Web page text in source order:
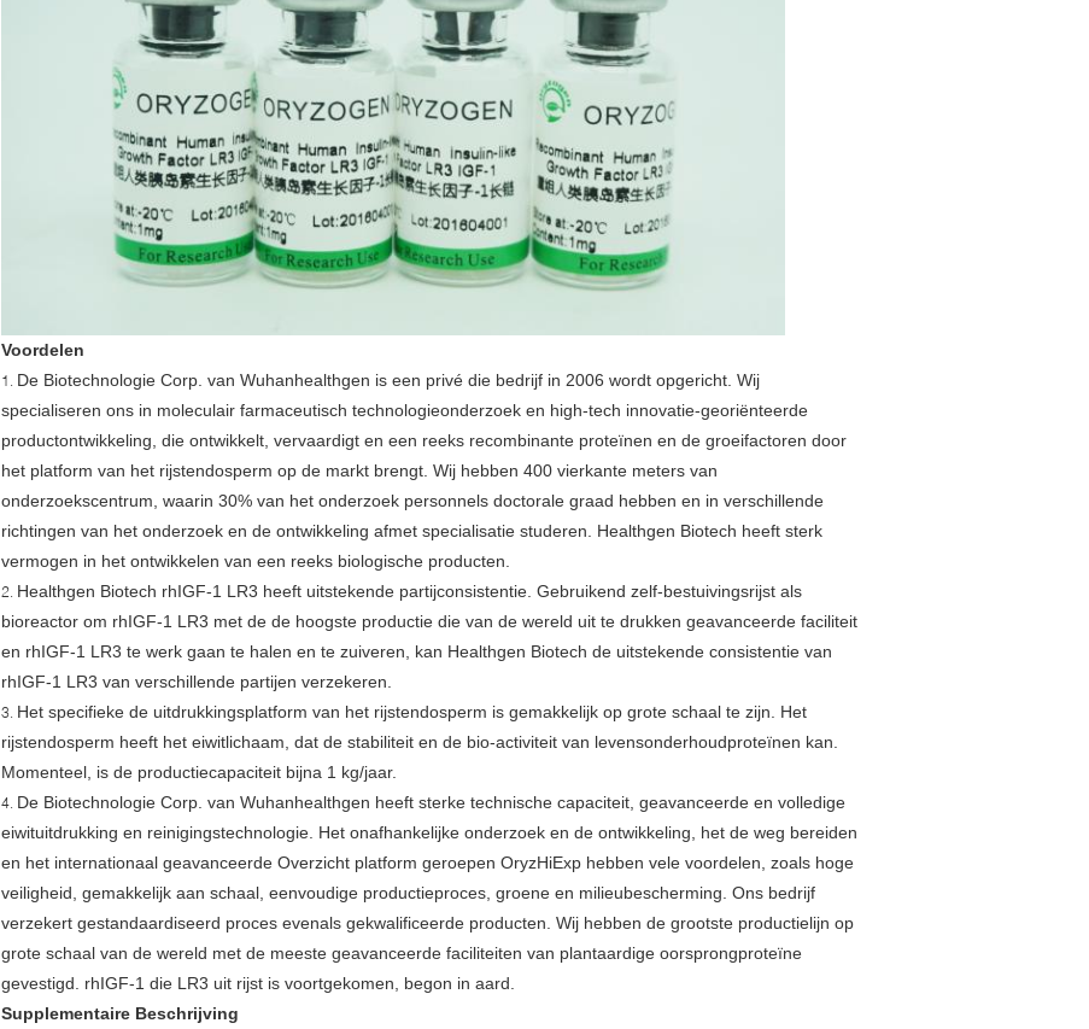
Voordelen
1. De Biotechnologie Corp. van Wuhanhealthgen is een privé die bedrijf in 2006 wordt opgericht. Wij
specialiseren ons in moleculair farmaceutisch technologieonderzoek en high-tech innovatie-georiënteerde
productontwikkeling, die ontwikkelt, vervaardigt en een reeks recombinante proteïnen en de groeifactoren door
het platform van het rijstendosperm op de markt brengt. Wij hebben 400 vierkante meters van
onderzoekscentrum, waarin 30% van het onderzoek personnels doctorale graad hebben en in verschillende
richtingen van het onderzoek en de ontwikkeling afmet specialisatie studeren. Healthgen Biotech heeft sterk
vermogen in het ontwikkelen van een reeks biologische producten.
2. Healthgen Biotech rhIGF-1 LR3 heeft uitstekende partijconsistentie. Gebruikend zelf-bestuivingsrijst als
bioreactor om rhIGF-1 LR3 met de de hoogste productie die van de wereld uit te drukken geavanceerde faciliteit
en rhIGF-1 LR3 te werk gaan te halen en te zuiveren, kan Healthgen Biotech de uitstekende consistentie van
rhIGF-1 LR3 van verschillende partijen verzekeren.
3. Het specifieke de uitdrukkingsplatform van het rijstendosperm is gemakkelijk op grote schaal te zijn. Het
rijstendosperm heeft het eiwitlichaam, dat de stabiliteit en de bio-activiteit van levensonderhoudproteïnen kan.
Momenteel, is de productiecapaciteit bijna 1 kg/jaar.
4. De Biotechnologie Corp. van Wuhanhealthgen heeft sterke technische capaciteit, geavanceerde en volledige
eiwituitdrukking en reinigingstechnologie. Het onafhankelijke onderzoek en de ontwikkeling, het de weg bereiden
en het internationaal geavanceerde Overzicht platform geroepen OryzHiExp hebben vele voordelen, zoals hoge
veiligheid, gemakkelijk aan schaal, eenvoudige productieproces, groene en milieubescherming. Ons bedrijf
verzekert gestandaardiseerd proces evenals gekwalificeerde producten. Wij hebben de grootste productielijn op
grote schaal van de wereld met de meeste geavanceerde faciliteiten van plantaardige oorsprongproteïne
gevestigd. rhIGF-1 die LR3 uit rijst is voortgekomen, begon in aard.
Supplementaire Beschrijving